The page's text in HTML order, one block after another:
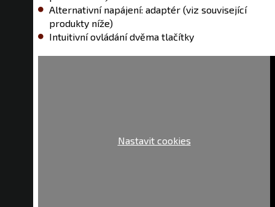
Alternativní napájení: adaptér (viz související
produkty níže)
Intuitivní ovládání dvěma tlačítky
Nastavit cookies